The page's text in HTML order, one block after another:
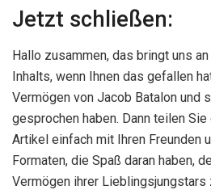
Jetzt schließen:
Hallo zusammen, das bringt uns
Inhalts, wenn Ihnen das gefallen
Vermögen von Jacob Batalon und
gesprochen haben. Dann teilen
Artikel einfach mit Ihren Freunden
Formaten, die Spaß daran haben,
Vermögen ihrer Lieblingsjungstars